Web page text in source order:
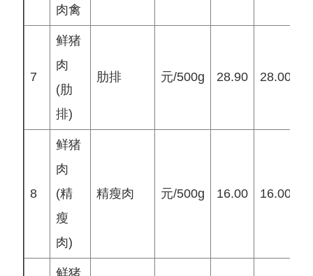
肉禽
7
鲜猪
肉
(肋
排)
肋排 元/500g 28.90 28.00
8
鲜猪
肉
(精
瘦
肉)
精瘦肉 元/500g 16.00 16.00
鲜猪